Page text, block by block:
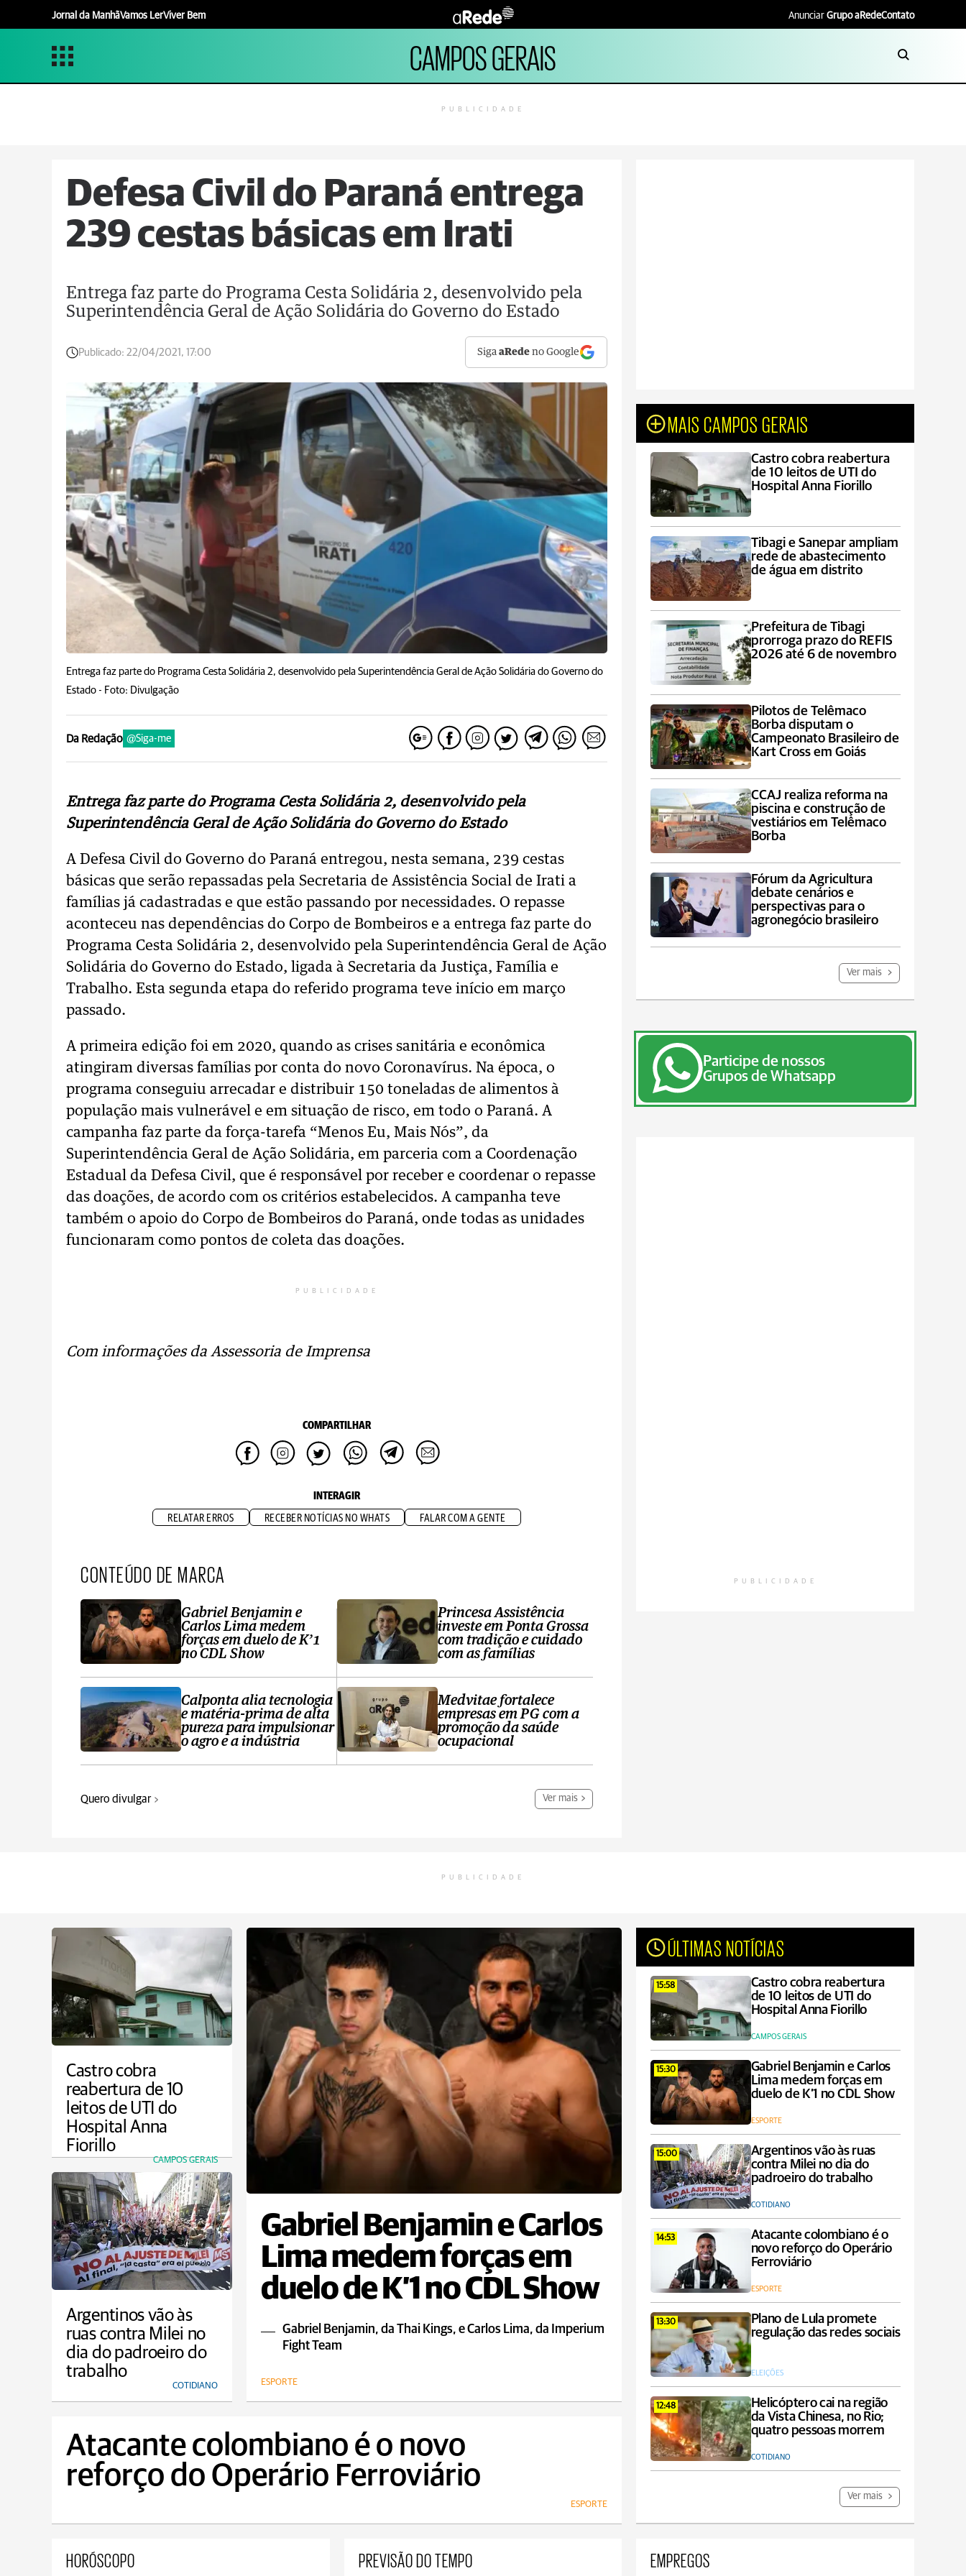
Jornal da ManhãVamos LerViver Bem Anunciar Grupo aRedeContato
CAMPOS GERAIS
PUBLICIDADE
Defesa Civil do Paraná entrega
239 cestas básicas em Irati
Entrega faz parte do Programa Cesta Solidária 2, desenvolvido pela
Superintendência Geral de Ação Solidária do Governo do Estado
Publicado: 22/04/2021, 17:00 SigaaRede no Google
Entrega faz parte do Programa Cesta Solidária 2, desenvolvido pela Superintendência Geral de Ação Solidária do Governo do
Estado - Foto: Divulgação
Da Redação @Siga-me
Entrega faz parte do Programa Cesta Solidária 2, desenvolvido pela
Superintendência Geral de Ação Solidária do Governo do Estado
A Defesa Civil do Governo do Paraná entregou, nesta semana, 239 cestas
básicas que serão repassadas pela Secretaria de Assistência Social de Irati a
famílias já cadastradas e que estão passando por necessidades. O repasse
aconteceu nas dependências do Corpo de Bombeiros e a entrega faz parte do
Programa Cesta Solidária 2, desenvolvido pela Superintendência Geral de Ação
Solidária do Governo do Estado, ligada à Secretaria da Justiça, Família e
Trabalho. Esta segunda etapa do referido programa teve início em março
passado.
A primeira edição foi em 2020, quando as crises sanitária e econômica
atingiram diversas famílias por conta do novo Coronavírus. Na época, o
programa conseguiu arrecadar e distribuir 150 toneladas de alimentos à
população mais vulnerável e em situação de risco, em todo o Paraná. A
campanha faz parte da força-tarefa “Menos Eu, Mais Nós”, da
Superintendência Geral de Ação Solidária, em parceria com a Coordenação
Estadual da Defesa Civil, que é responsável por receber e coordenar o repasse
das doações, de acordo com os critérios estabelecidos. A campanha teve
também o apoio do Corpo de Bombeiros do Paraná, onde todas as unidades
funcionaram como pontos de coleta das doações.
PUBLICIDADE
Com informações da Assessoria de Imprensa
COMPARTILHAR
INTERAGIR
RELATAR ERROS RECEBER NOTÍCIAS NO WHATS FALAR COM A GENTE
CONTEÚDO DE MARCA
Gabriel Benjamin e
Carlos Lima medem
forças em duelo de K’1
no CDL Show
Calponta alia tecnologia
e matéria-prima de alta
pureza para impulsionar
o agro e a indústria
Princesa Assistência
investe em Ponta Grossa
com tradição e cuidado
com as famílias
Medvitae fortalece
empresas em PG com a
promoção da saúde
ocupacional
Quero divulgar Ver mais
MAIS CAMPOS GERAIS
Castro cobra reabertura
de 10 leitos de UTI do
Hospital Anna Fiorillo
Tibagi e Sanepar ampliam
rede de abastecimento
de água em distrito
Prefeitura de Tibagi
prorroga prazo do REFIS
2026 até 6 de novembro
Pilotos de Telêmaco
Borba disputam o
Campeonato Brasileiro de
Kart Cross em Goiás
CCAJ realiza reforma na
piscina e construção de
vestiários em Telêmaco
Borba
Fórum da Agricultura
debate cenários e
perspectivas para o
agronegócio brasileiro
Ver mais
Participe de nossos
Grupos de Whatsapp
PUBLICIDADE
PUBLICIDADE
Castro cobra
reabertura de 10
leitos de UTI do
Hospital Anna
Fiorillo
CAMPOS GERAIS
Gabriel Benjamin e Carlos
Lima medem forças em
duelo de K’1 no CDL Show
Gabriel Benjamin, da Thai Kings, e Carlos Lima, da Imperium
Fight Team
ESPORTE
ÚLTIMAS NOTÍCIAS
15:58
Castro cobra reabertura
de 10 leitos de UTI do
Hospital Anna Fiorillo
CAMPOS GERAIS
15:30
Gabriel Benjamin e Carlos
Lima medem forças em
duelo de K’1 no CDL Show
ESPORTE
15:00
Argentinos vão às ruas
contra Milei no dia do
padroeiro do trabalho
COTIDIANO
14:53
Atacante colombiano é o
novo reforço do Operário
Ferroviário
ESPORTE
13:30
Plano de Lula promete
regulação das redes sociais
ELEIÇÕES
12:48
Helicóptero cai na região
da Vista Chinesa, no Rio;
quatro pessoas morrem
COTIDIANO
Ver mais
Argentinos vão às
ruas contra Milei no
dia do padroeiro do
trabalho
COTIDIANO
Atacante colombiano é o novo
reforço do Operário Ferroviário
ESPORTE
HORÓSCOPO PREVISÃO DO TEMPO EMPREGOS